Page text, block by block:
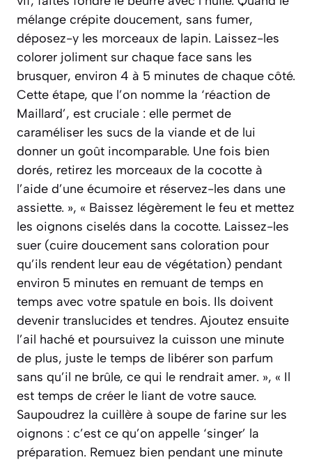
mélange crépite doucement, sans fumer,
déposez-y les morceaux de lapin. Laissez-les
colorer joliment sur chaque face sans les
brusquer, environ 4 à 5 minutes de chaque côté.
Cette étape, que l’on nomme la ‘réaction de
Maillard’, est cruciale : elle permet de
caraméliser les sucs de la viande et de lui
donner un goût incomparable. Une fois bien
dorés, retirez les morceaux de la cocotte à
l’aide d’une écumoire et réservez-les dans une
assiette. », « Baissez légèrement le feu et mettez
les oignons ciselés dans la cocotte. Laissez-les
suer (cuire doucement sans coloration pour
qu’ils rendent leur eau de végétation) pendant
environ 5 minutes en remuant de temps en
temps avec votre spatule en bois. Ils doivent
devenir translucides et tendres. Ajoutez ensuite
l’ail haché et poursuivez la cuisson une minute
de plus, juste le temps de libérer son parfum
sans qu’il ne brûle, ce qui le rendrait amer. », « Il
est temps de créer le liant de votre sauce.
Saupoudrez la cuillère à soupe de farine sur les
oignons : c’est ce qu’on appelle ‘singer’ la
préparation. Remuez bien pendant une minute